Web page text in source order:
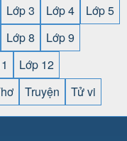
Lớp 3 Lớp 4
Lớp 5
Lớp 8
Lớp 9
Lớp 12
Truyện Tử vi